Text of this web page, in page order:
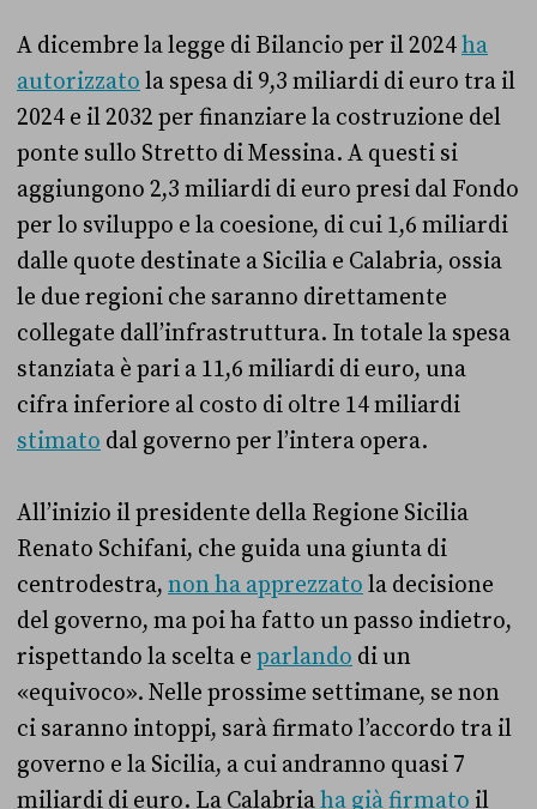
A dicembre la legge di Bilancio per il 2024ha
autorizzato la spesa di 9,3 miliardi di euro tra il
2024 e il 2032 per finanziare la costruzione del
ponte sullo Stretto di Messina. A questi si
aggiungono 2,3 miliardi di euro presi dal Fondo
per lo sviluppo e la coesione, di cui 1,6 miliardi
dalle quote destinate a Sicilia e Calabria, ossia
le due regioni che saranno direttamente
collegate dall’infrastruttura. In totale la spesa
stanziata è pari a 11,6 miliardi di euro, una
cifra inferiore al costo di oltre 14 miliardi
stimato dal governo per l’intera opera.
All’inizio il presidente della Regione Sicilia
Renato Schifani, che guida una giunta di
centrodestra, non ha apprezzato la decisione
del governo, ma poi ha fatto un passo indietro,
rispettando la scelta e parlando di un
«equivoco». Nelle prossime settimane, se non
ci saranno intoppi, sarà firmato l’accordo tra il
governo e la Sicilia, a cui andranno quasi 7
miliardi di euro. La Calabriaha già firmato il